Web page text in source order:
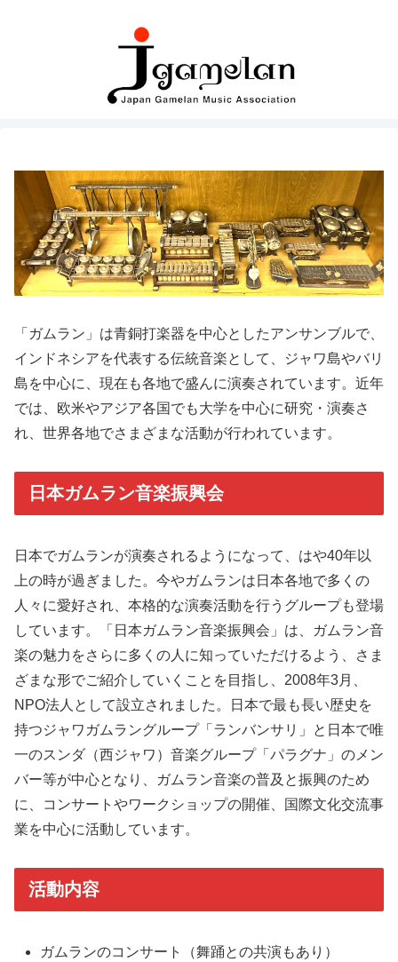
「ガムラン」は青銅打楽器を中心としたアンサンブルで、
インドネシアを代表する伝統音楽として、ジャワ島やバリ
島を中心に、現在も各地で盛んに演奏されています。近年
では、欧米やアジア各国でも大学を中心に研究・演奏さ
れ、世界各地でさまざまな活動が行われています。
日本ガムラン音楽振興会
日本でガムランが演奏されるようになって、はや40年以
上の時が過ぎました。今やガムランは日本各地で多くの
人々に愛好され、本格的な演奏活動を行うグループも登場
しています。「日本ガムラン音楽振興会」は、ガムラン音
楽の魅力をさらに多くの人に知っていただけるよう、さま
ざまな形でご紹介していくことを目指し、2008年3月、
NPO法人として設立されました。日本で最も長い歴史を
持つジャワガムラングループ「ランバンサリ」と日本で唯
一のスンダ（西ジャワ）音楽グループ「パラグナ」のメン
バー等が中心となり、ガムラン音楽の普及と振興のため
に、コンサートやワークショップの開催、国際文化交流事
業を中心に活動しています。
活動内容
ガムランのコンサート（舞踊との共演もあり）